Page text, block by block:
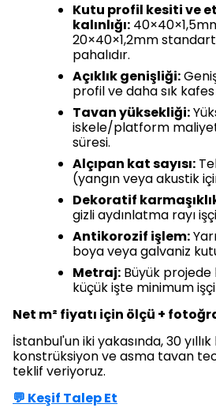
Kutu profil kesiti ve et
kalınlığı:
20×40×1,2mm
pahalıdır.
Açıklık genişliği:
profil ve daha sık
Tavan yüksekliği:
iskele/platform
süresi.
Alçıpan kat sayısı:
(yangın veya akustik
Dekoratif
gizli aydınlatma rayı
Antikorozif işlem:
boya veya galvaniz
Metraj: Büyük projede
küçük işte minimum
Net m² fiyatı için ölçü +
İstanbul'un iki yakasında, 30
konstrüksiyon ve asma tavan
teklif veriyoruz.
💬 Keşif Talep Et